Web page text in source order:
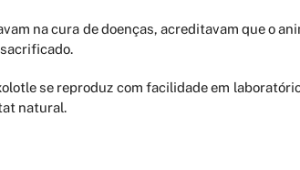
na cura de doenças, acreditavam que o
se reproduz com facilidade em
natural.